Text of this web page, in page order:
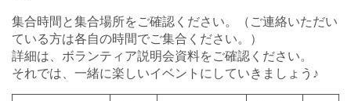
集合時間と集合場所をご確認ください。（ご連絡いただい
ている方は各自の時間でご集合ください。）
詳細は、ボランティア説明会資料をご確認ください。
それでは、一緒に楽しいイベントにしていきましょう♪